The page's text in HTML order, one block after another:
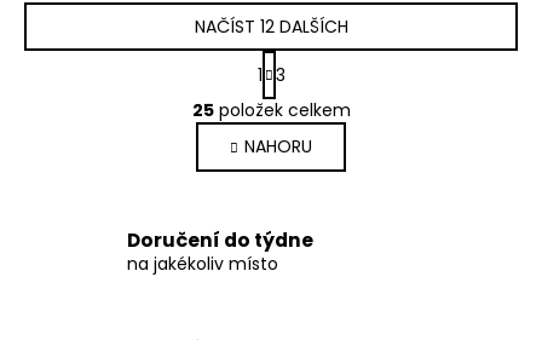
O
v
l
á
a
c
NAČÍST 12 DALŠÍCH
S
t
r
á
n
k
á
n
1 3
25položek celkem
NAHORU
Doručení do týdne
na jakékoliv místo